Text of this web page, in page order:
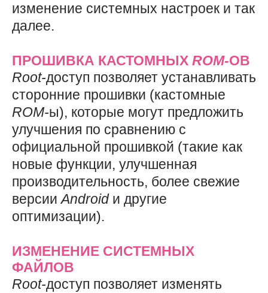
изменение системных настроек и так
далее.
ПРОШИВКА КАСТОМНЫХ ROM-ОВ
Root-доступ позволяет устанавливать
сторонние прошивки (кастомные
ROM-ы), которые могут предложить
улучшения по сравнению с
официальной прошивкой (такие как
новые функции, улучшенная
производительность, более свежие
версииAndroid и другие
оптимизации).
ИЗМЕНЕНИЕ СИСТЕМНЫХ
ФАЙЛОВ
Root-доступ позволяет изменять